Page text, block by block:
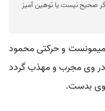
صحیح نیست یا توهین آمیز
و حرکتی محمود
در وی مجرب و مهذب گردد
وی بدست.